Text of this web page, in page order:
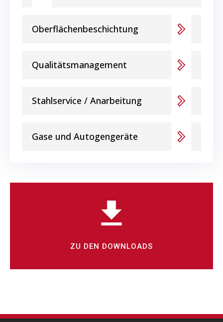
Oberflächenbeschichtung
Qualitätsmanagement
Stahlservice / Anarbeitung
Gase und Autogengeräte
ZU DEN DOWNLOADS